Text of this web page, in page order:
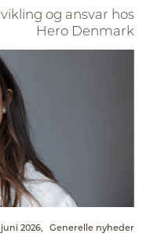
og ansvar hos
Hero Denmark
2026, Generelle nyheder